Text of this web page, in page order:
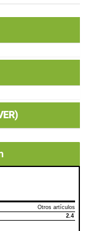
Otros artículos
2.4